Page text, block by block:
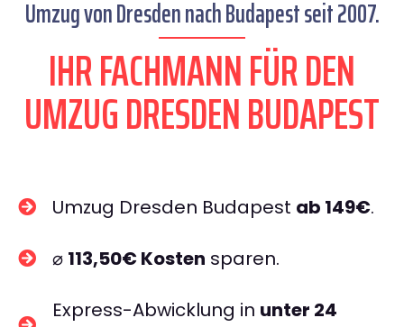
Umzug von Dresden nach Budapest seit 2007.
IHR FACHMANN FÜR DEN
UMZUG DRESDEN BUDAPEST
Umzug Dresden Budapest ab 149€.
⌀ 113,50€ Kosten sparen.
Express-Abwicklung in unter 24